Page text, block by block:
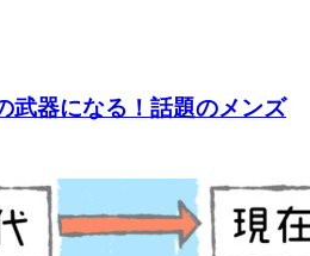
武器になる！話題のメンズ